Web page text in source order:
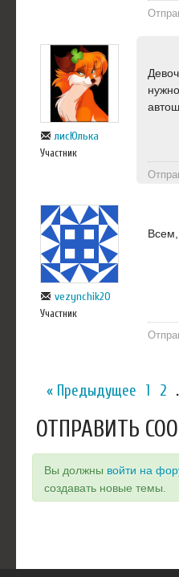
лисЮлька
Участник
vezynchik20
Участник
Всем,
« Предыдущее 1 2
ОТПРАВИТЬ
Вы должны войти на
создавать новые темы.